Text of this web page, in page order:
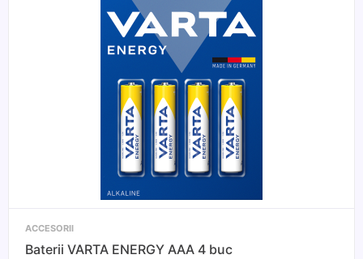
buc
ACCESORII
Baterii VARTA ENERGY AAA 4 buc